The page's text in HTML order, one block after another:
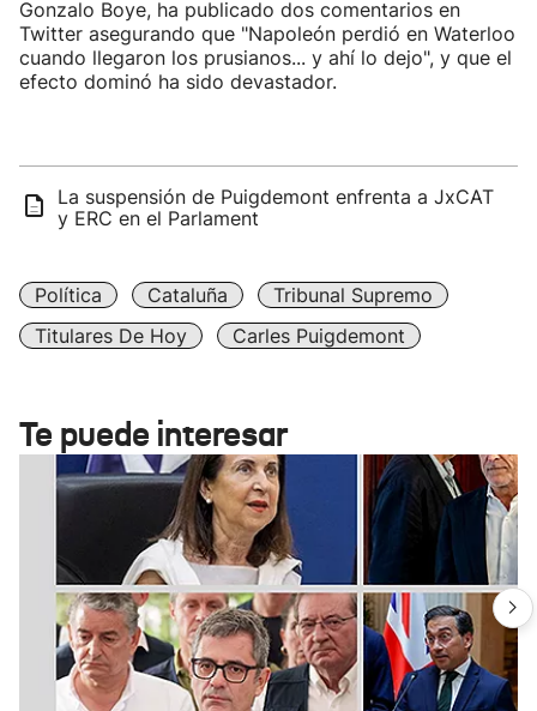
Gonzalo Boye, ha publicado dos comentarios en
Twitter asegurando que "Napoleón perdió en Waterloo
cuando llegaron los prusianos... y ahí lo dejo", y que el
efecto dominó ha sido devastador.
La suspensión de Puigdemont enfrenta a JxCAT
y ERC en el Parlament
Política Cataluña
Tribunal Supremo
Titulares De Hoy
Carles Puigdemont
Te puede interesar